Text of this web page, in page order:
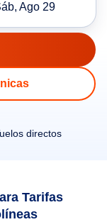
Ago 29
directos
Tarifas